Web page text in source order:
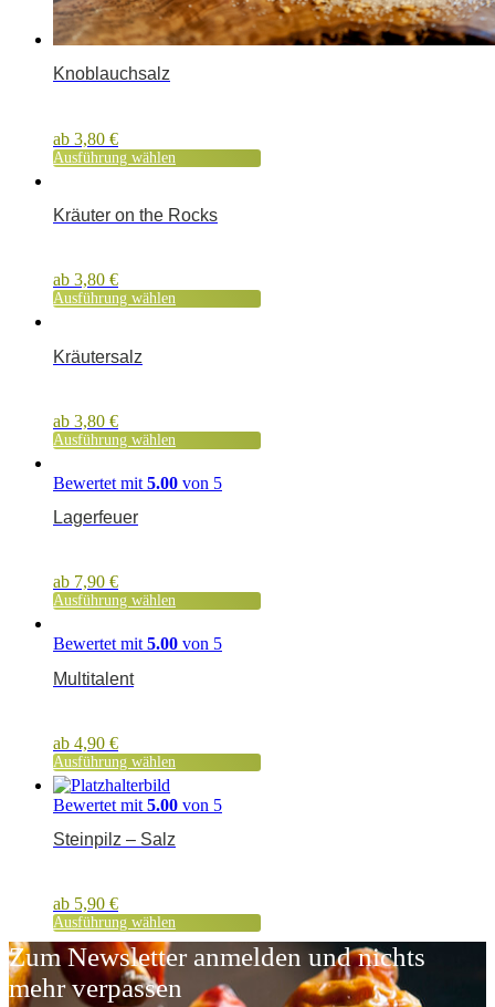
Knoblauchsalz
ab 3,80 €
Ausführung wählen
Kräuter on the Rocks
ab 3,80 €
Ausführung wählen
Kräutersalz
ab 3,80 €
Ausführung wählen
Bewertet mit 5.00 von 5
Lagerfeuer
ab 7,90 €
Ausführung wählen
Bewertet mit 5.00 von 5
Multitalent
ab 4,90 €
Ausführung wählen
Bewertet mit 5.00 von 5
Steinpilz – Salz
ab 5,90 €
Ausführung wählen
Zum Newsletter anmelden und nichts
mehr verpassen